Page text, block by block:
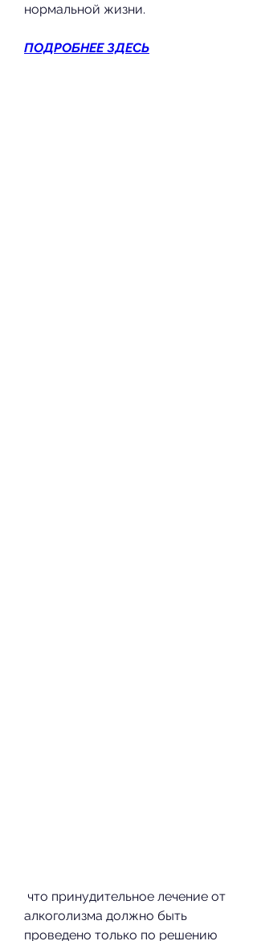
нормальной жизни.
ПОДРОБНЕЕ ЗДЕСЬ
алкоголизма должно быть
проведено только по решению